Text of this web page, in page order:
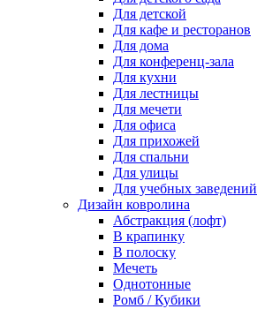
Для детской
Для кафе и ресторанов
Для дома
Для конференц-зала
Для кухни
Для лестницы
Для мечети
Для офиса
Для прихожей
Для спальни
Для улицы
Для учебных заведений
Дизайн ковролина
Абстракция (лофт)
В крапинку
В полоску
Мечеть
Однотонные
Ромб / Кубики